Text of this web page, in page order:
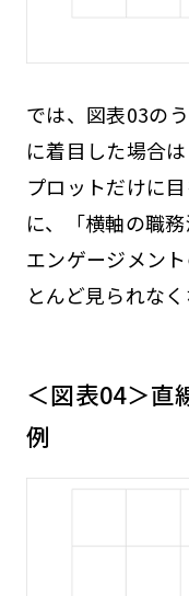
では、図表03の
に着目した場合
プロットだけに
に、「横軸の職
エンゲージメン
とんど見られなく
＜図表04＞直
例